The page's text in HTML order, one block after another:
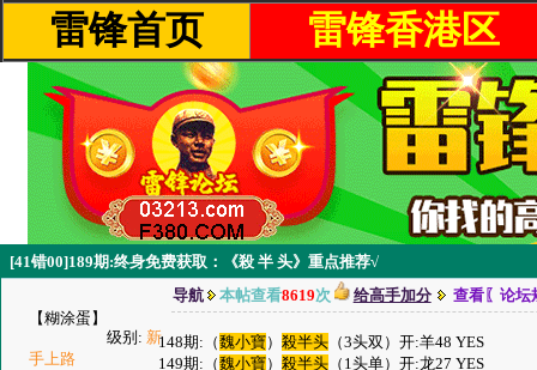
雷锋首页 雷锋香港区
[41错00]189期:终身免费获取：《殺 半 头》重点推荐√
【糊涂蛋】
级别: 新
手上路
导航 本帖查看8619次 给高手加分 查看〖论坛
148期:（魏小寶）殺半头 （3头双）开:羊48 YES
149期:（魏小寶）殺半头 （1头单）开:龙27 YES